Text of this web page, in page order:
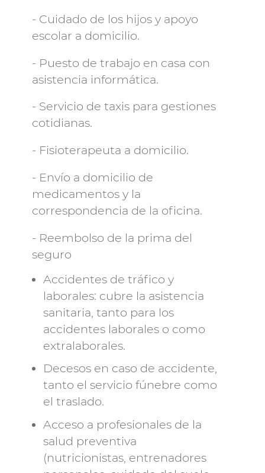
- Cuidado de los hijos y apoyo
escolar a domicilio.
- Puesto de trabajo en casa con
asistencia informática.
- Servicio de taxis para gestiones
cotidianas.
- Fisioterapeuta a domicilio.
- Envío a domicilio de
medicamentos y la
correspondencia de la oficina.
- Reembolso de la prima del
seguro
Accidentes de tráfico y
laborales: cubre la asistencia
sanitaria, tanto para los
accidentes laborales o como
extralaborales.
Decesos en caso de accidente,
tanto el servicio fúnebre como
el traslado.
Acceso a profesionales de la
salud preventiva
(nutricionistas, entrenadores